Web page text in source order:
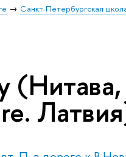
Санкт-Петербургская